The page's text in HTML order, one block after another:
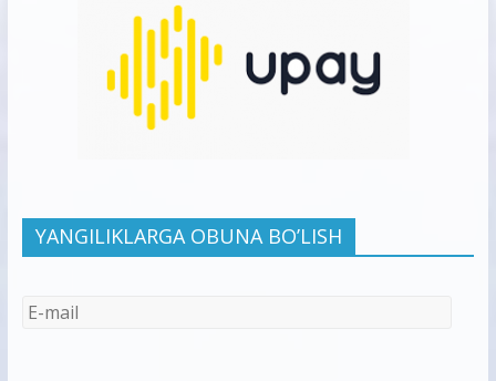
YANGILIKLARGA OBUNA BO’LISH